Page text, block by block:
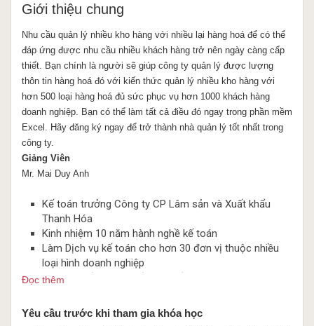
Giới thiệu chung
Nhu cầu quản lý nhiều kho hàng với nhiều lại hàng hoá để có thể
đáp ứng được nhu cầu nhiều khách hàng trở nên ngày càng cấp
thiết. Bạn chính là người sẽ giúp công ty quản lý được lượng
thôn tin hàng hoá đó với kiến thức quản lý nhiều kho hàng với
hơn 500 loại hàng hoá đủ sức phục vụ hơn 1000 khách hàng
doanh nghiệp. Bạn có thể làm tất cả điều đó ngay trong phần mềm
Excel. Hãy đăng ký ngay để trở thành nhà quản lý tốt nhất trong
công ty.
Giảng Viên
Mr. Mai Duy Anh
Kế toán trưởng Công ty CP Lâm sản và Xuất khẩu
Thanh Hóa
Kinh nhiệm 10 năm hành nghề kế toán
Làm Dịch vụ kế toán cho hơn 30 đơn vị thuộc nhiều
loại hình doanh nghiệp
Duyệt quyết toán thuế hơn 60 lần.
Đọc thêm
Yêu cầu trước khi tham gia khóa học